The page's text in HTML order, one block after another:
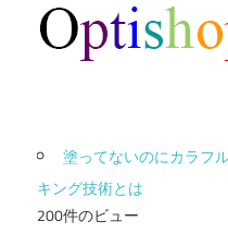
塗ってないのにカラフ
キング技術とは
200件のビュー